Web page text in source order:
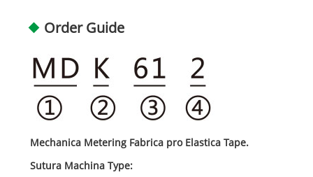
Order Guide
Mechanica Metering Fabrica pro Elastica Tape.
Sutura Machina Type: